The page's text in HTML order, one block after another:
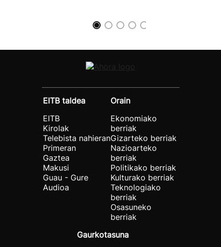
EITB taldea
EITB
Kirolak
Telebista nahieran
Primeran
Gaztea
Makusi
Guau - Gure
Audioa
Orain
Ekonomiako
berriak
Gizarteko berriak
Nazioarteko
berriak
Politikako berriak
Kulturako berriak
Teknologiako
berriak
Osasuneko
berriak
Gaurkotasuna